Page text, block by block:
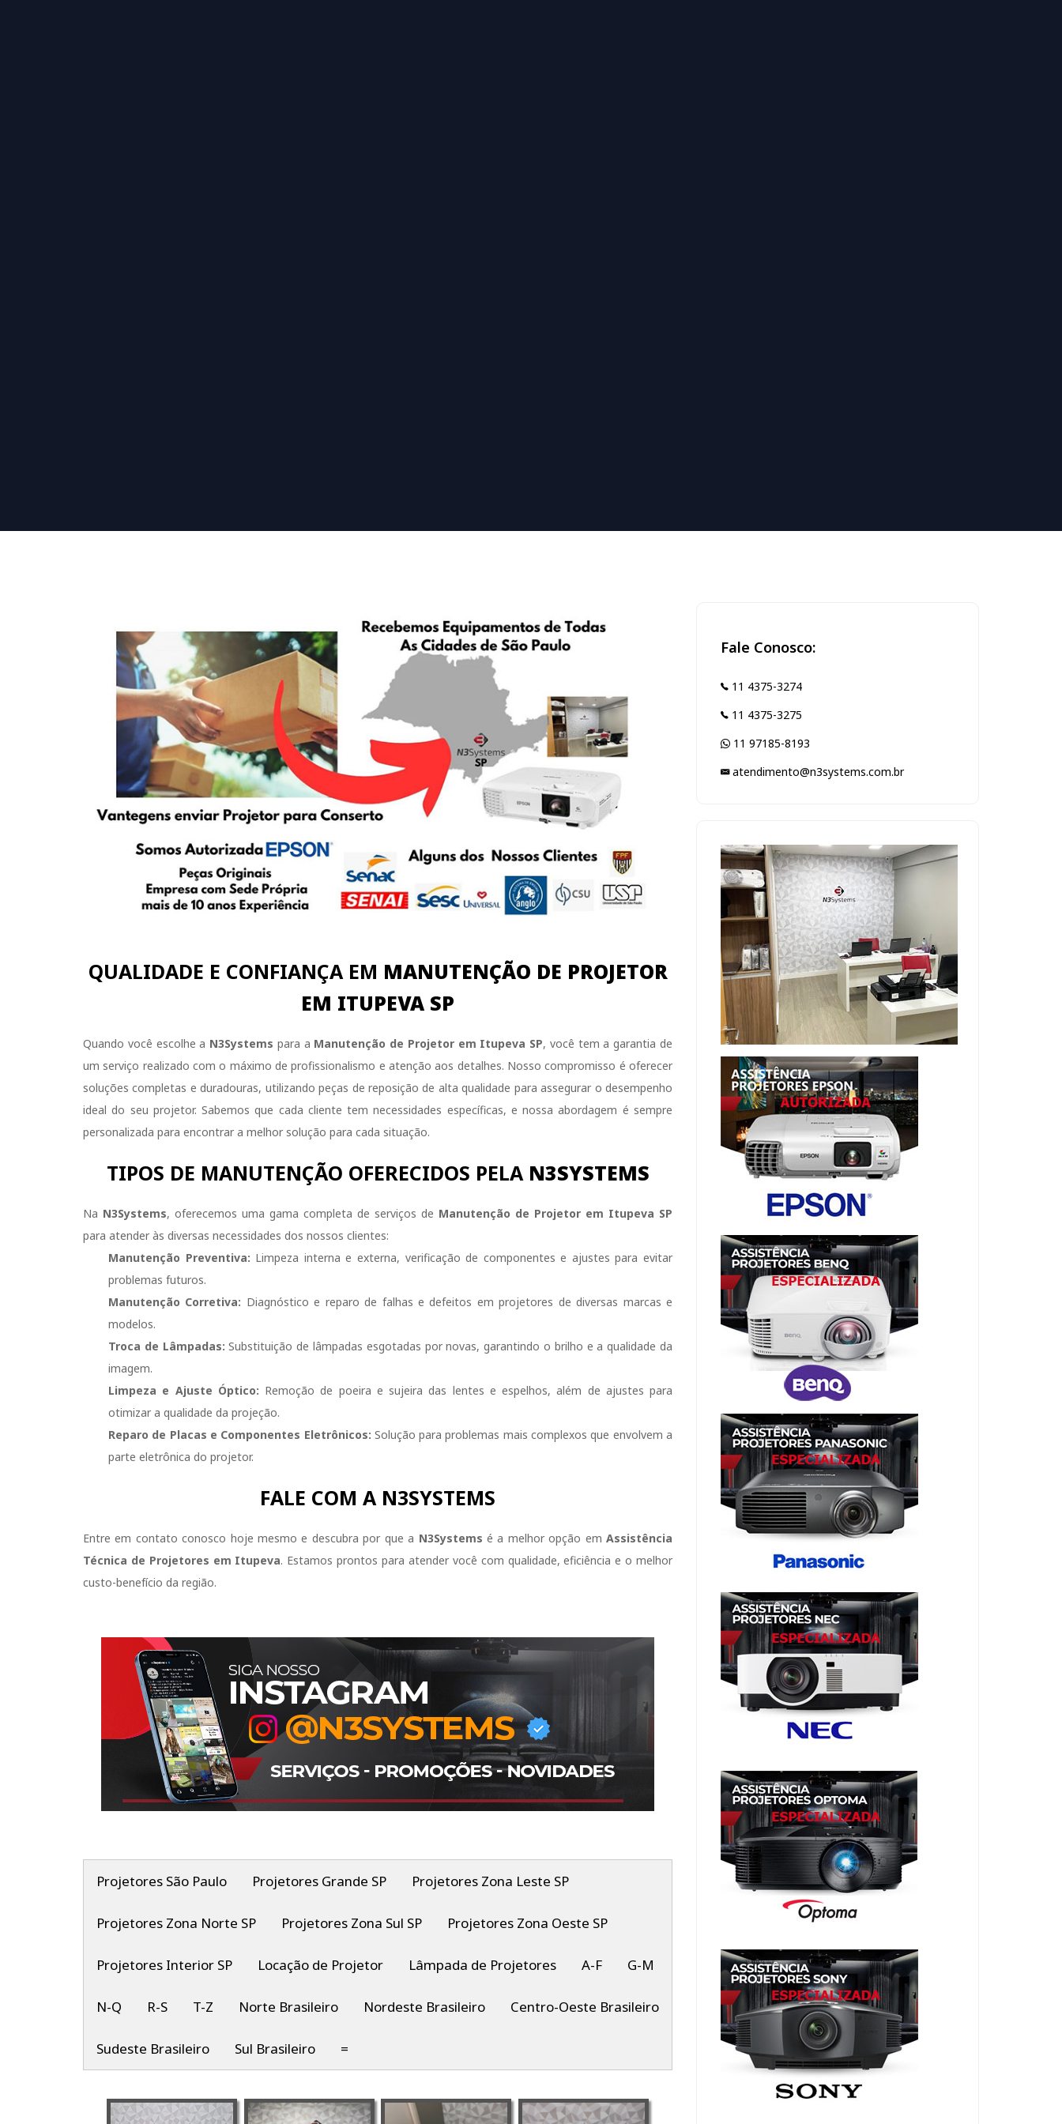
QUALIDADE E CONFIANÇA EM MANUTENÇÃO DE PROJETOR
EM ITUPEVA SP
Quando você escolhe a N3Systems para a Manutenção de Projetor em Itupeva SP, você tem a garantia de
um serviço realizado com o máximo de profissionalismo e atenção aos detalhes. Nosso compromisso é oferecer
soluções completas e duradouras, utilizando peças de reposição de alta qualidade para assegurar o desempenho
ideal do seu projetor. Sabemos que cada cliente tem necessidades específicas, e nossa abordagem é sempre
personalizada para encontrar a melhor solução para cada situação.
TIPOS DE MANUTENÇÃO OFERECIDOS PELA N3SYSTEMS
Na N3Systems, oferecemos uma gama completa de serviços de Manutenção de Projetor em Itupeva SP
para atender às diversas necessidades dos nossos clientes:
Manutenção Preventiva: Limpeza interna e externa, verificação de componentes e ajustes para evitar
problemas futuros.
Manutenção Corretiva: Diagnóstico e reparo de falhas e defeitos em projetores de diversas marcas e
modelos.
Troca de Lâmpadas: Substituição de lâmpadas esgotadas por novas, garantindo o brilho e a qualidade da
imagem.
Limpeza e Ajuste Óptico: Remoção de poeira e sujeira das lentes e espelhos, além de ajustes para
otimizar a qualidade da projeção.
Reparo de Placas e Componentes Eletrônicos: Solução para problemas mais complexos que envolvem a
parte eletrônica do projetor.
FALE COM A N3SYSTEMS
Entre em contato conosco hoje mesmo e descubra por que a N3Systems é a melhor opção emAssistência
Técnica de Projetores em Itupeva. Estamos prontos para atender você com qualidade, eficiência e o melhor
custo-benefício da região.
Projetores São Paulo Projetores Grande SP Projetores Zona Leste SP
Projetores Zona Norte SP Projetores Zona Sul SP Projetores Zona Oeste SP
Projetores Interior SP Locação de Projetor Lâmpada de Projetores A-F G-M
N-Q R-S T-Z Norte Brasileiro Nordeste Brasileiro Centro-Oeste Brasileiro
Sudeste Brasileiro Sul Brasileiro =
Fale Conosco:
11 4375-3274
11 4375-3275
11 97185-8193
atendimento@n3systems.com.br